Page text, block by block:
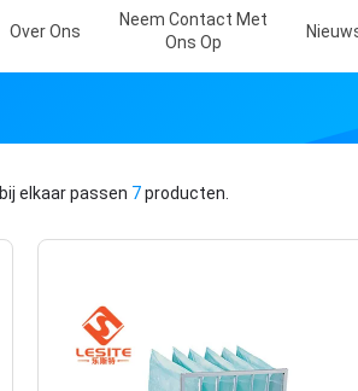
Over Ons
Neem Contact Met
Ons Op
bij elkaar passen 7producten.